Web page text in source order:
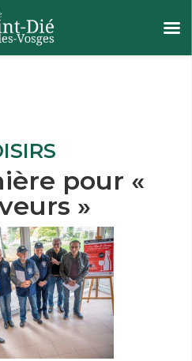
pour «
»